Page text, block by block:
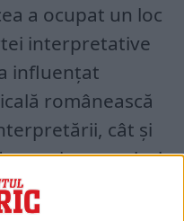
a ocupat un loc
interpretative
influenţat
românească
cât şi
cronicar muzical.